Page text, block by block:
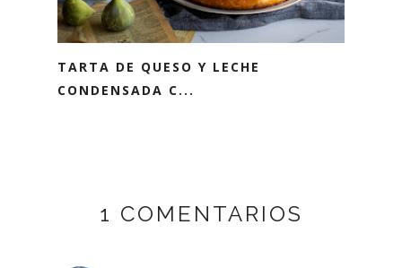
TARTA DE QUESO Y LECHE
CONDENSADA C...
1 COMENTARIOS